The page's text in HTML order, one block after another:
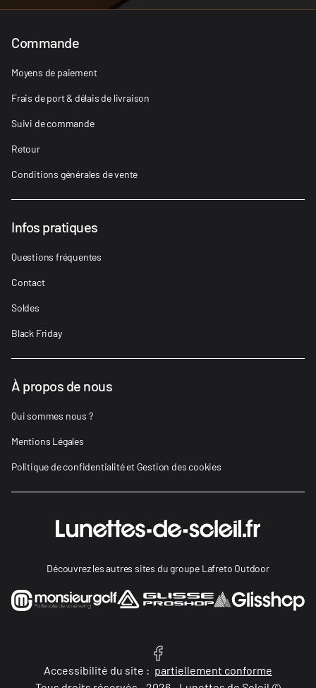
Commande
Moyens de paiement
Frais de port & délais de livraison
Suivi de commande
Retour
Conditions générales de vente
Infos pratiques
Questions fréquentes
Contact
Soldes
Black Friday
À propos de nous
Qui sommes nous ?
Mentions Légales
Politique de confidentialité et Gestion des cookies
Découvrez les autres sites du groupe Lafreto Outdoor
Accessibilité du site : partiellement conforme